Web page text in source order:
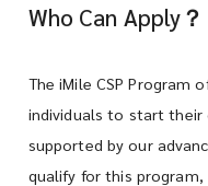
Who Can Apply？
The iMile CSP Program
individuals to start their
supported by our
qualify for this